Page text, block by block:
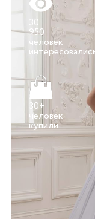
30
950
человек
30+
человек